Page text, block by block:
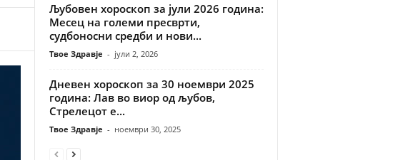
Љубовен хороскоп за јули 2026 година:
Месец на големи пресврти,
судбоносни средби и нови...
Твое Здравје - јули 2, 2026
Дневен хороскоп за 30 ноември 2025
година: Лав во виор од љубов,
Стрелецот е...
Твое Здравје - ноември 30, 2025